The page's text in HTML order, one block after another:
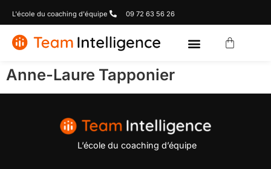
L'école du coaching d'équipe 09 72 63 56 26
Anne-Laure Tapponier
L’école du coaching d’équipe